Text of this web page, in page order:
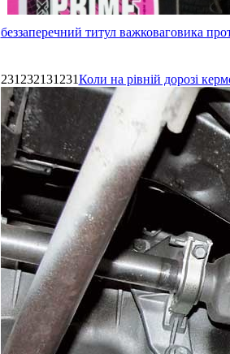
беззаперечний титул важковаговика
231232131231Коли на рівній дорозі